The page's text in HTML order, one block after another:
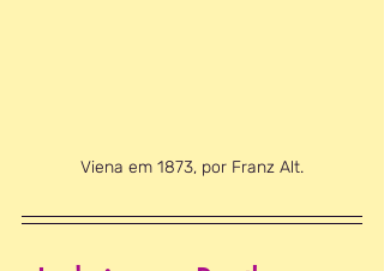
Viena em 1873, por Franz Alt.